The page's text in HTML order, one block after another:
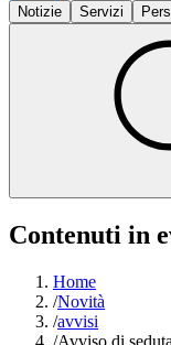
Notizie
Servizi
Contenuti in
Home
/Novità
/avvisi
/Avviso di